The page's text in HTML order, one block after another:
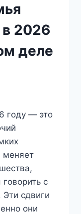
2026
деле
году — это
меняет
с
сдвиги
они